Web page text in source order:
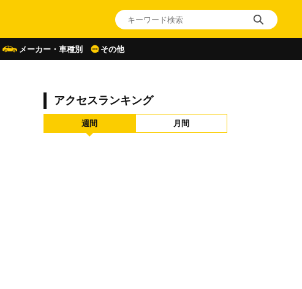
メーカー・車種別 その他
アクセスランキング
週間 月間